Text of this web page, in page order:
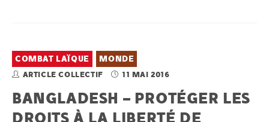
COMBAT LAÏQUE MONDE
ARTICLE COLLECTIF 11 MAI 2016
BANGLADESH – PROTÉGER LES
DROITS À LA LIBERTÉ DE